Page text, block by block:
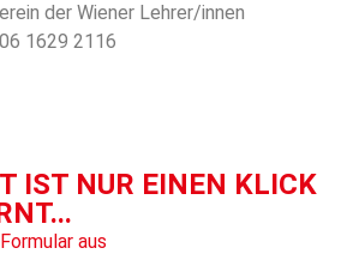
der Wiener Lehrer/innen
1629 2116
IST NUR EINEN KLICK
aus